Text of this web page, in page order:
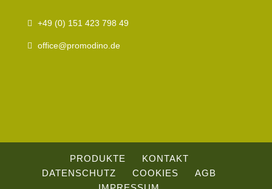
+49 (0) 151 423 798 49
office@promodino.de
PRODUKTE
KONTAKT
DATENSCHUTZ
COOKIES
AGB